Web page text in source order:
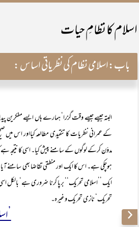
اسلام کا نظامِ حیات
باب:اسلامی نظام کی نظریاتی اساس :
البتہ جیسے جیسے وقت گزرا‘ ہمارے ہاں ایسے
کے عمرانی نظریات کا تنقیدی مطالعہ کیااور اس میں
مدوّن کرکے لوگوں کے سامنے پیش کیا۔ اسی کا نتیجہ
ہوچکی ہے۔ اس کا ایک اور منطقی تقاضا بھی سامنے
ایک ’’اسلامی تحریک‘‘ برپا کرنا ضروری ہے‘
تحریک‘ نازی تحریک وغیرہ۔